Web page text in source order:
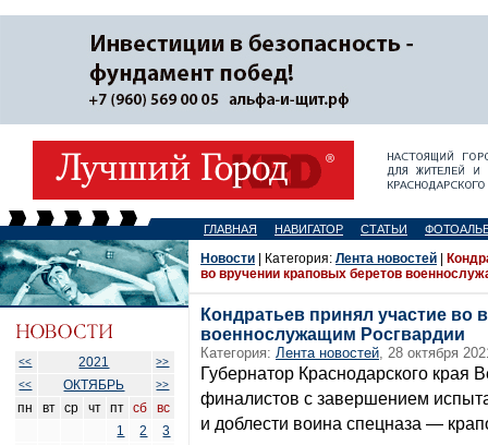
ГЛАВНАЯ НАВИГАТОР СТАТЬИ
<< 2021
>>
<<
ОКТЯБРЬ >>
пн вт ср чт пт сб
вс
1
2
3
Новости | Категория: Лента новостей
во вручении краповых беретов
Кондратьев принял участие во
военнослужащим Росгвардии
Категория: Лента новостей, 28 октября
Губернатор Краснодарского края
финалистов с завершением
и доблести воина спецназа —